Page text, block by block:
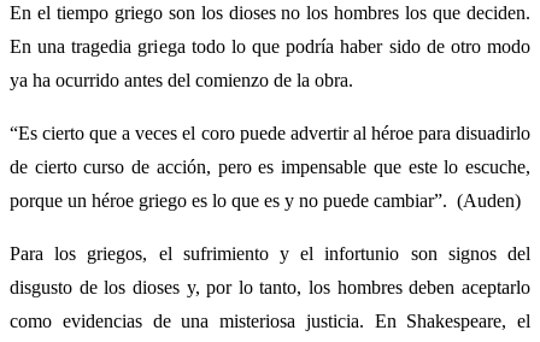
En el tiempo griego son los dioses no los hombres los que deciden.
En una tragedia griega todo lo que podría haber sido de otro modo
ya ha ocurrido antes del comienzo de la obra.
“Es cierto que a veces el coro puede advertir al héroe para disuadirlo
de cierto curso de acción, pero es impensable que este lo escuche,
porque un héroe griego es lo que es y no puede cambiar”. (Auden)
Para los griegos, el sufrimiento y el infortunio son signos del
disgusto de los dioses y, por lo tanto, los hombres deben aceptarlo
como evidencias de una misteriosa justicia. En Shakespeare, el